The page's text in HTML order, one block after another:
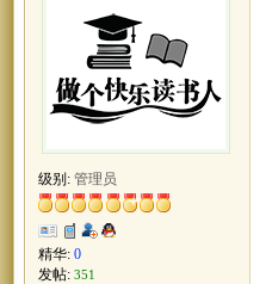
级别: 管理员
精华: 0
发帖: 351